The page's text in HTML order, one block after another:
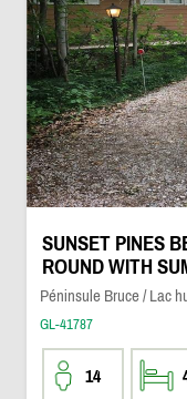
SUNSET PINES
ROUND WITH
Péninsule Bruce / Lac
GL-41787
14